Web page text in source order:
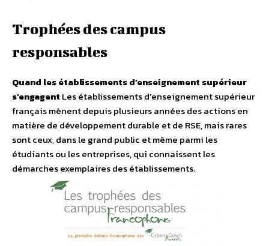
Trophées des campus
responsables
Quand les établissements d’enseignement supérieur
s’engagent Les établissements d’enseignement supérieur
français mènent depuis plusieurs années des actions en
matière de développement durable et de RSE, mais rares
sont ceux, dans le grand public et même parmi les
étudiants ou les entreprises, qui connaissent les
démarches exemplaires des établissements.